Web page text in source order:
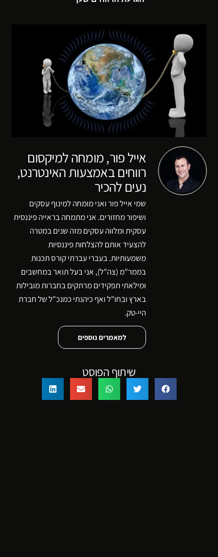
אייל פור, מומחה למיקסום
רווחים באמצעות האינטרנט,
נעים להכיר
שמי אייל פור ואני מומחה למינוף עסקים
ושיפור מחזורים. אני מתמחה בראייה פיננסית
עסקית ומלווה עסקים מזה שנים במטרה
להצעיד אותם להצלחות פיננסיות
משמעותיות. בעברי עברתי קורס תכנות
בממר"מ (צה"ל), אני בעל תואר במחשבים
ומילאתי תפקידים מרתקים בחברות מובילות
בארץ ובחו"ל ואף כיהנתי כמנכ"ל של חברת
היי-טק.
למאמרים נוספים
שיתוף הפוסט